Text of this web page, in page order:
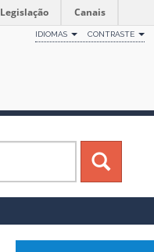
Legislação Canais
IDIOMAS CONTRASTE